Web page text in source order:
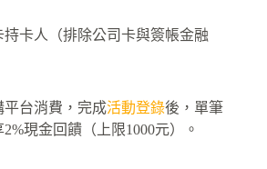
持卡人（排除公司卡與簽帳金融
平台消費，完成活動登錄後，單筆
現金回饋（上限1000元）。